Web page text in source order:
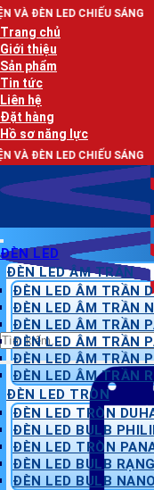
Bỏ
qua
nội
dung
SÁNG
Trang chủ
Giới thiệu
Sản phẩm
Tin tức
Liên hệ
Đặt hàng
Hồ sơ năng lực
SÁNG
Tìm
kiếm:
ĐÈN LED
ĐÈN LED ÂM TRẦN
ĐÈN LED ÂM TRẦN
ĐÈN LED ÂM TRẦN
ĐÈN LED ÂM TRẦN
ĐÈN LED ÂM TRẦN
ĐÈN LED ÂM TRẦN
ĐÈN LED ÂM TRẦN
ĐÈN LED TRÒN
ĐÈN LED TRÒN
ĐÈN LED BULB
ĐÈN LED TRÒN
ĐÈN LED BULB
ĐÈN LED BULB